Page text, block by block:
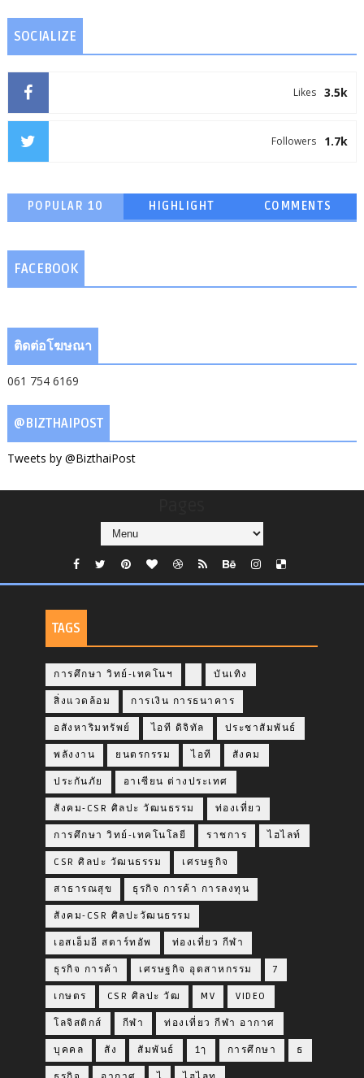
SOCIALIZE
3.5k
Likes
1.7k
Followers
POPULAR 10 HIGHLIGHT COMMENTS
FACEBOOK
ติดต่อโฆษณา
061 754 6169
@BIZTHAIPOST
Tweets by @BizthaiPost
TAGS
การศึกษา วิทย์-เทคโนฯ บันเทิง
สิ่งแวดล้อม การเงิน การธนาคาร
อสังหาริมทรัพย์ ไอที ดิจิทัล ประชาสัมพันธ์
พลังงาน ยนตรกรรม ไอที สังคม
ประกันภัย อาเซียน ต่างประเทศ
สังคม-CSR ศิลปะ วัฒนธรรม ท่องเที่ยว
การศึกษา วิทย์-เทคโนโลยี ราชการ ไฮไลท์
CSR ศิลปะ วัฒนธรรม เศรษฐกิจ
สาธารณสุข ธุรกิจ การค้า การลงทุน
สังคม-CSR ศิลปะวัฒนธรรม
เอสเอ็มอี สตาร์ทอัพ ท่องเที่ยว กีฬา
ธุรกิจ การค้า เศรษฐกิจ อุตสาหกรรม 7
เกษตร CSR ศิลปะ วัฒ MV VIDEO
โลจิสติกส์ กีฬา ท่องเที่ยว กีฬา อากาศ
บุคคล สัง สัมพันธ์ 1ๅ การศึกษา ธ